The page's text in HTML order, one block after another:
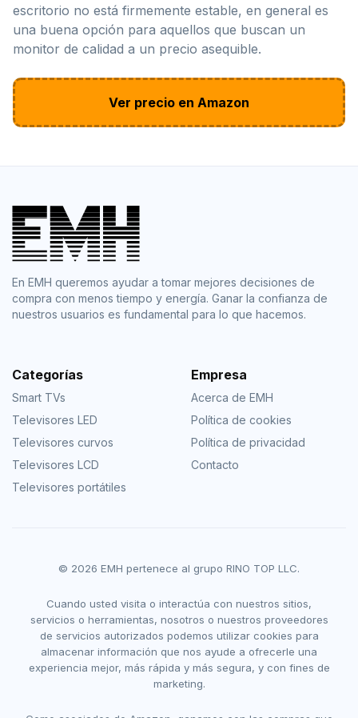
escritorio no está firmemente estable, en general es
una buena opción para aquellos que buscan un
monitor de calidad a un precio asequible.
Ver precio en Amazon
En EMH queremos ayudar a tomar mejores decisiones de
compra con menos tiempo y energía. Ganar la confianza de
nuestros usuarios es fundamental para lo que hacemos.
Categorías
Smart TVs
Televisores LED
Televisores curvos
Televisores LCD
Televisores portátiles
Empresa
Acerca de EMH
Política de cookies
Política de privacidad
Contacto
© 2026 EMH pertenece al grupo RINO TOP LLC.
Cuando usted visita o interactúa con nuestros sitios,
servicios o herramientas, nosotros o nuestros proveedores
de servicios autorizados podemos utilizar cookies para
almacenar información que nos ayude a ofrecerle una
experiencia mejor, más rápida y más segura, y con fines de
marketing.